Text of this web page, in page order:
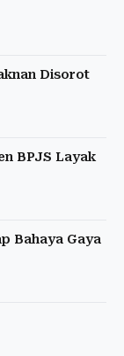
Disorot
BPJS Layak
Bahaya Gaya